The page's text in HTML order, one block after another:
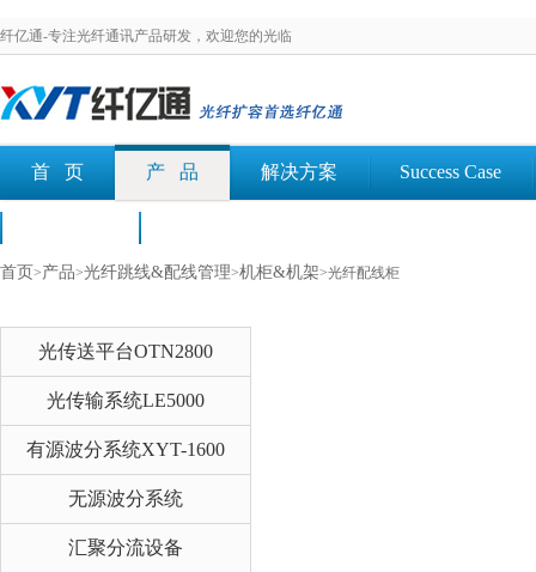
纤亿通-专注光纤通讯产品研发，欢迎您的光临
首 页 产 品 解决方案 Success Case
首页 >产品>光纤跳线&配线管理>机柜&机架>光纤配线柜
光传送平台OTN2800
光传输系统LE5000
有源波分系统XYT-1600
无源波分系统
汇聚分流设备